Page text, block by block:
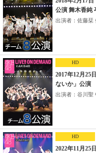
公演 舞木香純
出演者：佐藤栞
HD
2017年12月25
ないか」公演
出演者：谷川聖
HD
2022年11月25